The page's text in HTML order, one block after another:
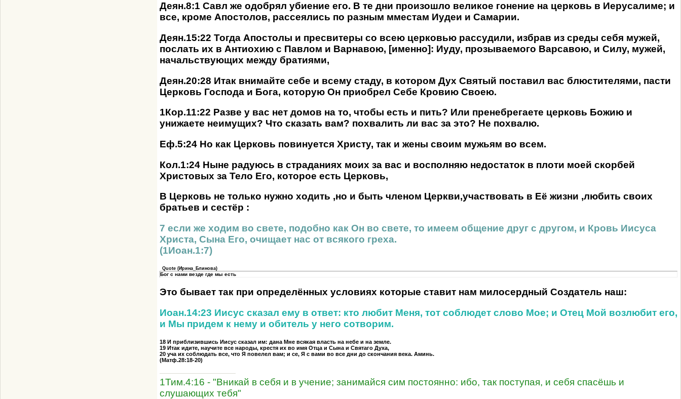
Деян.8:1 Савл же одобрял убиение его. В те дни произошло великое гонение на церковь в Иерусалиме; и
все, кроме Апостолов, рассеялись по разным мместам Иудеи и Самарии.
Деян.15:22 Тогда Апостолы и пресвитеры со всею церковью рассудили, избрав из среды себя мужей,
послать их в Антиохию с Павлом и Варнавою, [именно]: Иуду, прозываемого Варсавою, и Силу, мужей,
начальствующих между братиями,
Деян.20:28 Итак внимайте себе и всему стаду, в котором Дух Святый поставил вас блюстителями, пасти
Церковь Господа и Бога, которую Он приобрел Себе Кровию Своею.
1Кор.11:22 Разве у вас нет домов на то, чтобы есть и пить? Или пренебрегаете церковь Божию и
унижаете неимущих? Что сказать вам? похвалить ли вас за это? Не похвалю.
Еф.5:24 Но как Церковь повинуется Христу, так и жены своим мужьям во всем.
Кол.1:24 Ныне радуюсь в страданиях моих за вас и восполняю недостаток в плоти моей скорбей
Христовых за Тело Его, которое есть Церковь,
В Церковь не только нужно ходить ,но и быть членом Церкви,участвовать в Её жизни ,любить своих
братьев и сестёр :
7 если же ходим во свете, подобно как Он во свете, то имеем общение друг с другом, и Кровь Иисуса
Христа, Сына Его, очищает нас от всякого греха.
(1Иоан.1:7)
Quote (Ирина_Блинова)
Бог с нами везде где мы есть
Это бывает так при определённых условиях которые ставит нам милосердный Создатель наш:
Иоан.14:23 Иисус сказал ему в ответ: кто любит Меня, тот соблюдет слово Мое; и Отец Мой возлюбит его,
и Мы придем к нему и обитель у него сотворим.
18 И приблизившись Иисус сказал им: дана Мне всякая власть на небе и на земле.
19 Итак идите, научите все народы, крестя их во имя Отца и Сына и Святаго Духа,
20 уча их соблюдать все, что Я повелел вам; и се, Я с вами во все дни до скончания века. Аминь.
(Матф.28:18-20)
1Тим.4:16 - "Вникай в себя и в учение; занимайся сим постоянно: ибо, так поступая, и себя спасёшь и
слушающих тебя"